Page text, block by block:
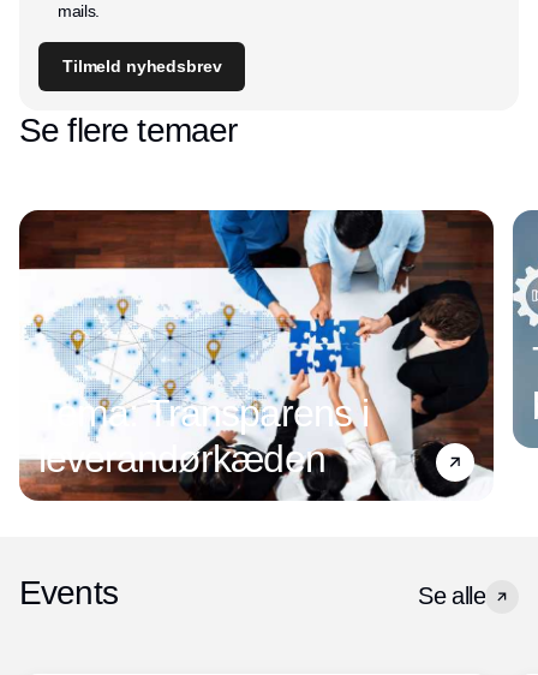
mails.
Tilmeld nyhedsbrev
Se flere temaer
Tema: Transparens i
leverandørkæden
Events Se alle